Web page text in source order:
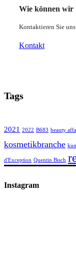
Wie können wir
Kontaktieren Sie
Kontakt
Tags
2021 2022 B683 beauty
kosmetikbranche
d'Exception Quentin Bisch
Instagram